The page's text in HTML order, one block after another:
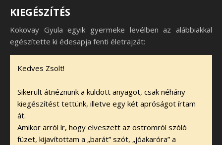
KIEGÉSZÍTÉS
Kokovay Gyula egyik gyermeke levélben az alábbiakkal
egészítette ki édesapja fenti életrajzát:
Kedves Zsolt!
Sikerült átnéznünk a küldött anyagot, csak néhány
kiegészítést tettünk, illetve egy két apróságot írtam
át.
Amikor arról ír, hogy elveszett az ostromról szóló
füzet, kijavítottam a „barát” szót, „jóakaróra” a